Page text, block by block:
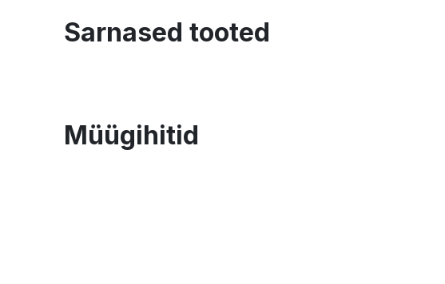
Sarnased tooted
Müügihitid